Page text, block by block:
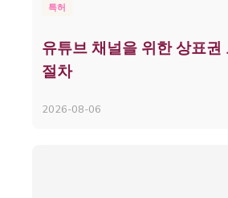
특허
유튜브 채널을 위한 상표권
절차
2026-08-06